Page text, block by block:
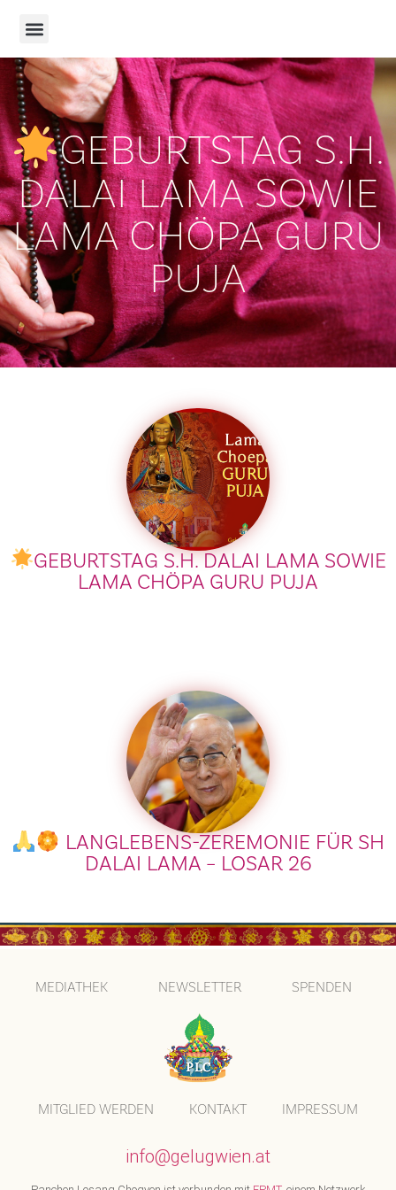
GEBURTSTAG S.H.
DALAI LAMA SOWIE
LAMA CHÖPA GURU
PUJA
GEBURTSTAG S.H. DALAI LAMA SOWIE
LAMA CHÖPA GURU PUJA
LANGLEBENS-ZEREMONIE FÜR SH
DALAI LAMA – LOSAR 26
MEDIATHEK NEWSLETTER SPENDEN
MITGLIED WERDEN KONTAKT IMPRESSUM
info@gelugwien.at